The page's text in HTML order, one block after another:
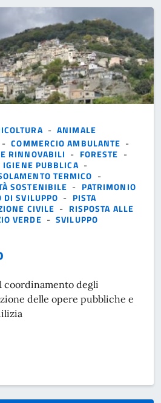
-ANIMALE
-COMMERCIO AMBULANTE -
RINNOVABILI - FORESTE -
IGIENE PUBBLICA -
TERMICO -
SOSTENIBILE - PATRIMONIO
DI SVILUPPO - PISTA
CIVILE - RISPOSTA ALLE
VERDE -SVILUPPO
coordinamento degli
delle opere pubbliche e